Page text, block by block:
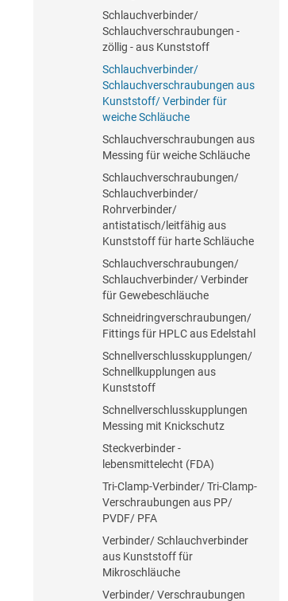
Schlauchverbinder/
Schlauchverschraubungen -
zöllig - aus Kunststoff
Schlauchverbinder/
Schlauchverschraubungen aus
Kunststoff/ Verbinder für
weiche Schläuche
Schlauchverschraubungen aus
Messing für weiche Schläuche
Schlauchverschraubungen/
Schlauchverbinder/
Rohrverbinder/
antistatisch/leitfähig aus
Kunststoff für harte Schläuche
Schlauchverschraubungen/
Schlauchverbinder/ Verbinder
für Gewebeschläuche
Schneidringverschraubungen/
Fittings für HPLC aus Edelstahl
Schnellverschlusskupplungen/
Schnellkupplungen aus
Kunststoff
Schnellverschlusskupplungen
Messing mit Knickschutz
Steckverbinder -
lebensmittelecht (FDA)
Tri-Clamp-Verbinder/ Tri-Clamp-
Verschraubungen aus PP/
PVDF/ PFA
Verbinder/ Schlauchverbinder
aus Kunststoff für
Mikroschläuche
Verbinder/ Verschraubungen